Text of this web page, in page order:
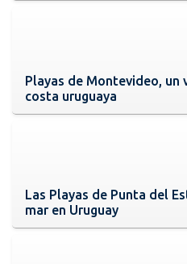
Playas de Montevideo, un
costa uruguaya
Las Playas de Punta del
mar en Uruguay